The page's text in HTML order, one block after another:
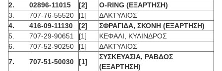
2.
02896-11015 [2]
O-RING (ΕΞΑΡΤΗΣΗ)
3.
707-76-55520 [1]
ΔΑΚΤΥΛΙΟΣ
4.
416-09-11130 [2]
ΣΦΡΑΓΙΔΑ, ΣΚΟΝΗ (ΕΞΑΡΤΗΣΗ)
5.
707-29-90651 [1]
ΚΕΦΑΛΙ, ΚΥΛΙΝΔΡΟΣ
6.
707-52-90250 [1]
ΔΑΚΤΥΛΙΟΣ
7.
707-51-50030 [1]
ΣΥΣΚΕΥΑΣΙΑ, ΡΑΒΔΟΣ
(ΕΞΑΡΤΗΣΗ)